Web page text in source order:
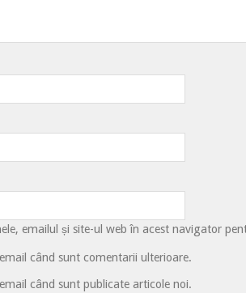
emailul și site-ul web în acest navigator
când sunt comentarii ulterioare.
când sunt publicate articole noi.